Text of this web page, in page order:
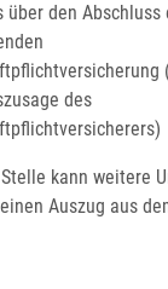
über den Abschluss
des
kann weitere
Auszug aus